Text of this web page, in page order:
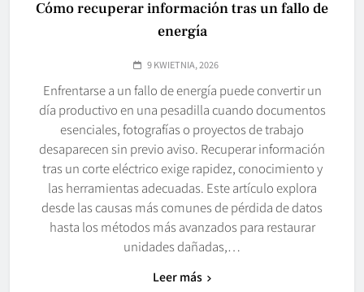
Cómo recuperar información tras un fallo de
energía
9 KWIETNIA, 2026
Enfrentarse a un fallo de energía puede convertir un
día productivo en una pesadilla cuando documentos
esenciales, fotografías o proyectos de trabajo
desaparecen sin previo aviso. Recuperar información
tras un corte eléctrico exige rapidez, conocimiento y
las herramientas adecuadas. Este artículo explora
desde las causas más comunes de pérdida de datos
hasta los métodos más avanzados para restaurar
unidades dañadas,…
Leer más